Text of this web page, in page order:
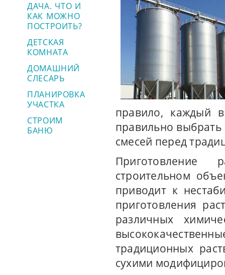
ДАЧА. ЧТО И
КАК МОЖНО
ПОСТРОИТЬ?
ДЕТСКАЯ
КОМНАТА
ДОМАШНИЙ
СЛЕСАРЬ
ПЛАНИРОВКА
УЧАСТКА
СТРОИМ
БАНЮ
правило, каждый
правильно
смесей перед
Приготовление
строительном
приводит к
приготовления
различных
традиционных
сухими